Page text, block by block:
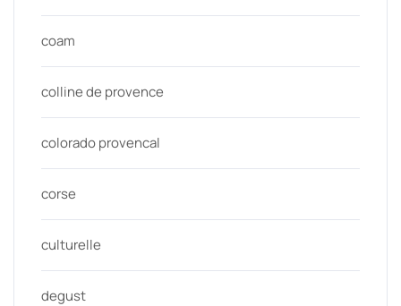
coam
colline de provence
colorado provencal
corse
culturelle
degust